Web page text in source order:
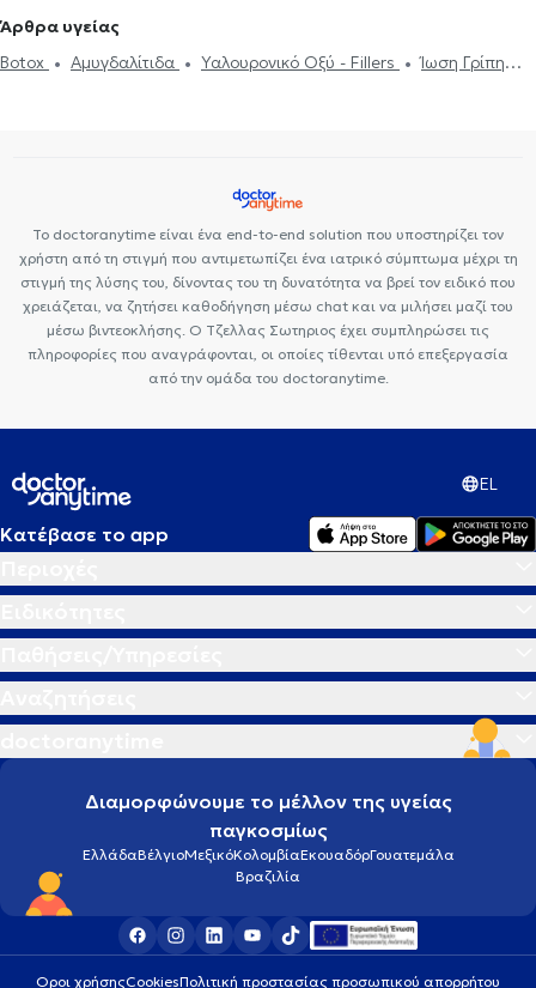
Ωτοπλαστική
Ύπνου
Ρινίτιδα Αλλεργική ρινίτιδα
Διαταραχές κατάποσης -
Άρθρα υγείας
Botox
Αμυγδαλίτιδα Υαλουρονικό Οξύ - Fillers
Ίωση Γρίπη
Το doctoranytime είναι ένα end-to-end solution που υποστηρίζει τον
χρήστη από τη στιγμή που αντιμετωπίζει ένα ιατρικό σύμπτωμα μέχρι τη
στιγμή της λύσης του, δίνοντας του τη δυνατότητα να βρεί τον ειδικό που
χρειάζεται, να ζητήσει καθοδήγηση μέσω chat και να μιλήσει μαζί του
μέσω βιντεοκλήσης. Ο Τζελλας Σωτηριος έχει συμπληρώσει τις
πληροφορίες που αναγράφονται, οι οποίες τίθενται υπό επεξεργασία
από την ομάδα του doctoranytime.
EL
Κατέβασε το app
Διαμορφώνουμε το μέλλον της υγείας
παγκοσμίως
ΕλλάδαΒέλγιοΜεξικόΚολομβίαΕκουαδόρΓουατεμάλα
Βραζιλία
Οροι χρήσηςCookiesΠολιτική προστασίας προσωπικού απορρήτου